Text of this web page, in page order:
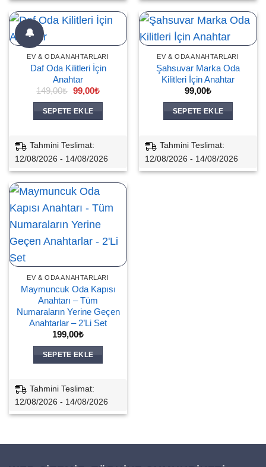
🔔
EV & ODA ANAHTARLARI
Daf Oda Kilitleri İçin
Anahtar
149,00₺ Orijinal
149,00₺.
99,00₺Şu
SEPETE EKLE
Tahmini Teslimat:
12/08/2026 - 14/08/2026
EV & ODA ANAHTARLARI
Şahsuvar Marka Oda
Kilitleri İçin Anahtar
99,00₺
SEPETE EKLE
Tahmini Teslimat:
12/08/2026 - 14/08/2026
EV & ODA ANAHTARLARI
Maymuncuk Oda Kapısı
Anahtarı – Tüm
Numaraların Yerine Geçen
Anahtarlar – 2’Li Set
199,00₺
SEPETE EKLE
Tahmini Teslimat:
12/08/2026 - 14/08/2026